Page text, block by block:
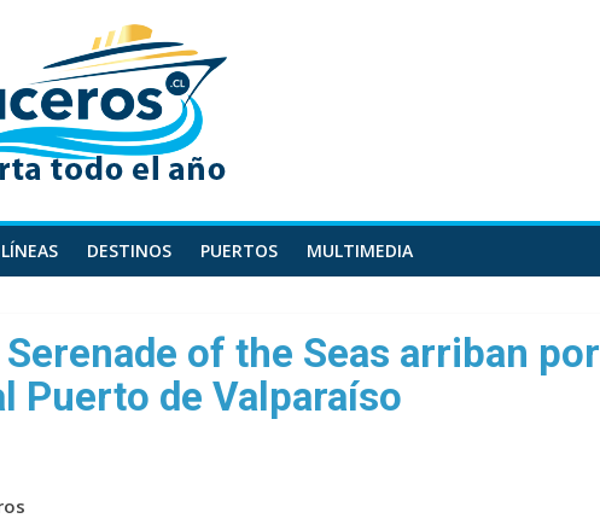
DESTINOS PUERTOS MULTIMEDIA
of the Seas arriban por
Puerto de Valparaíso